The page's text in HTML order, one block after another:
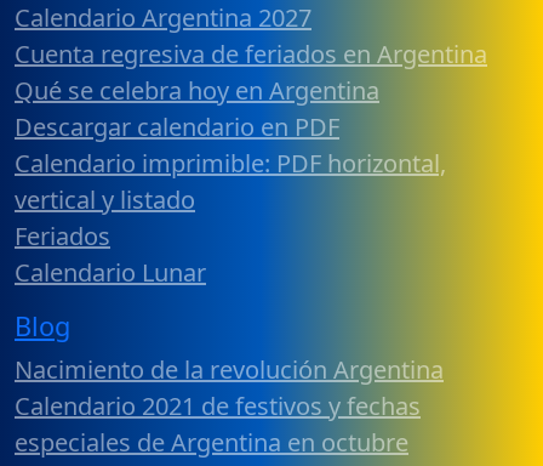
Calendario Argentina 2027
Cuenta regresiva de feriados en Argentina
Qué se celebra hoy en Argentina
Descargar calendario en PDF
Calendario imprimible: PDF horizontal,
vertical y listado
Feriados
Calendario Lunar
Blog
Nacimiento de la revolución Argentina
Calendario 2021 de festivos y fechas
especiales de Argentina en octubre